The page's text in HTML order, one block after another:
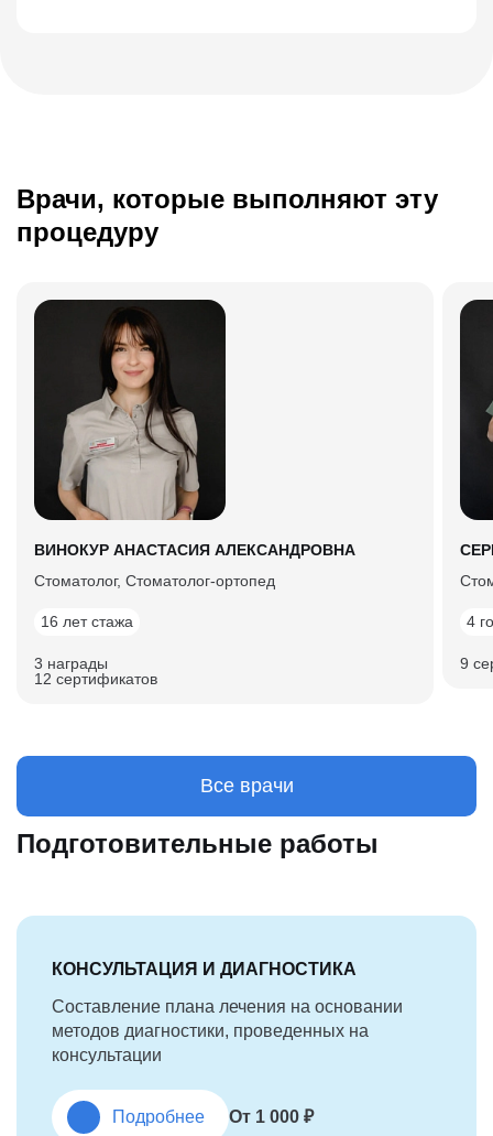
Врачи, которые выполняют эту
процедуру
16 лет стажа
3 награды
12 сертификатов
ВИНОКУР АНАСТАСИЯ АЛЕКСАНДРОВНА
Стоматолог, Cтоматолог-ортопед
4
9
Все врачи
Подготовительные работы
КОНСУЛЬТАЦИЯ И ДИАГНОСТИКА
Составление плана лечения на основании
методов диагностики, проведенных на
консультации
Подробнее От 1 000 ₽